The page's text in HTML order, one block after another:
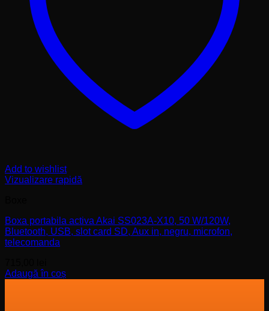
Add to wishlist
Vizualizare rapidă
Boxa portabila activa Akai SS023A-X10, 50 W/120W,
Bluetooth, USB, slot card SD, Aux in, negru, microfon,
telecomanda
Adaugă în coș